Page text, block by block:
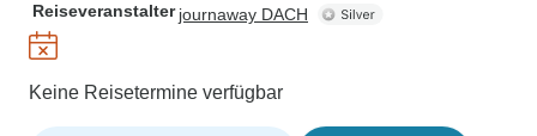
Reiseveranstalter journaway DACH
Keine Reisetermine verfügbar